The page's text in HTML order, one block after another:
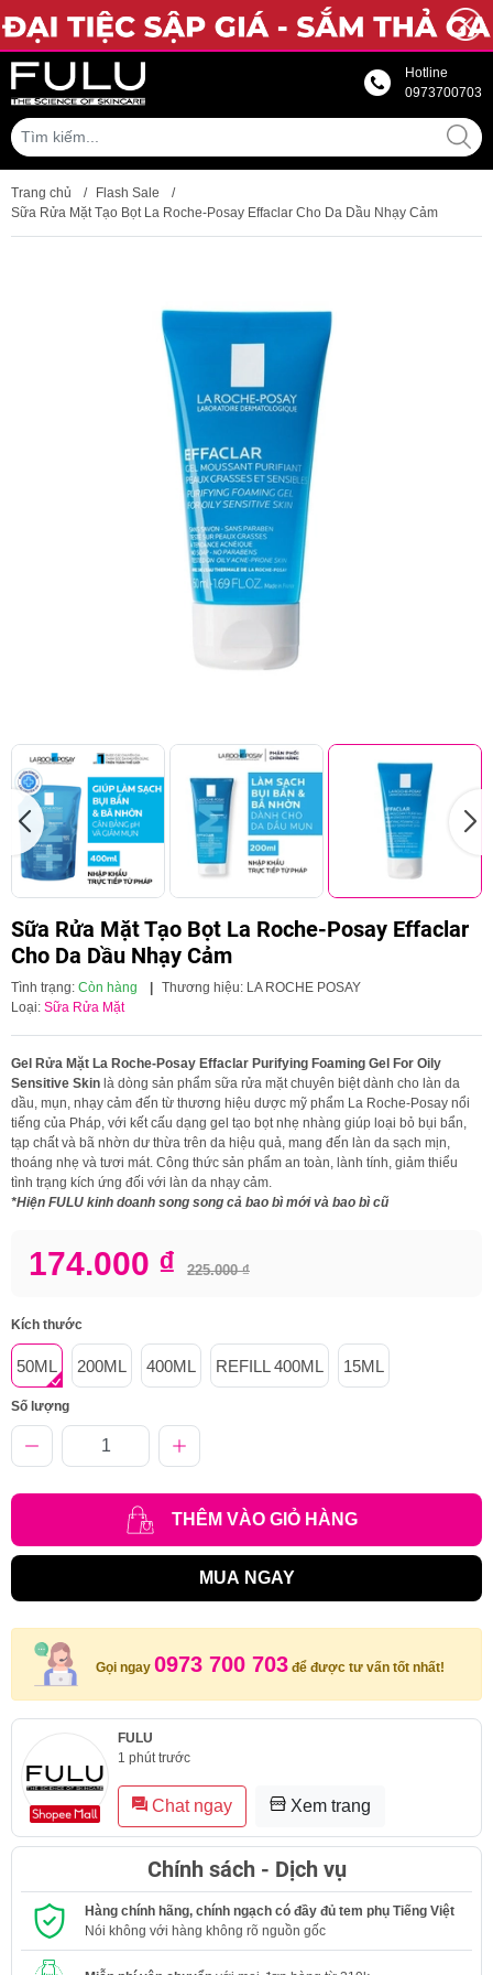
Hotline
0973700703
Trang chủ / Flash Sale
/
Sữa Rửa Mặt Tạo Bọt La Roche-Posay Effaclar Cho Da Dầu Nhạy Cảm
Sữa Rửa Mặt Tạo Bọt La Roche-Posay Effaclar
Cho Da Dầu Nhạy Cảm
Tình trạng: Còn hàng | Thương hiệu: LA ROCHE POSAY
Loại: Sữa Rửa Mặt
Gel Rửa Mặt La Roche-Posay Effaclar Purifying Foaming Gel For Oily
Sensitive Skin là dòng sản phẩm sữa rửa mặt chuyên biệt dành cho làn da
dầu, mụn, nhạy cảm đến từ thương hiệu dược mỹ phẩm La Roche-Posay nổi
tiếng của Pháp, với kết cấu dạng gel tạo bọt nhẹ nhàng giúp loại bỏ bụi bẩn,
tạp chất và bã nhờn dư thừa trên da hiệu quả, mang đến làn da sạch mịn,
thoáng nhẹ và tươi mát. Công thức sản phẩm an toàn, lành tính, giảm thiểu
tình trạng kích ứng đối với làn da nhạy cảm.
*Hiện FULU kinh doanh song song cả bao bì mới và bao bì cũ
174.000 ₫ 225.000 ₫
Kích thước
50ML 200ML 400ML REFILL 400ML 15ML
Số lượng
THÊM VÀO GIỎ HÀNG
MUA NGAY
Gọi ngay 0973 700 703 để được tư vấn tốt nhất!
FULU
1 phút trước
Chat ngay Xem trang
Chính sách - Dịch vụ
Hàng chính hãng, chính ngạch có đầy đủ tem phụ Tiếng Việt
Nói không với hàng không rõ nguồn gốc